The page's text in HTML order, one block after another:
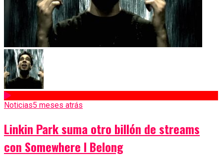
Noticias5 meses atrás
Linkin Park suma otro billón de streams
con Somewhere I Belong